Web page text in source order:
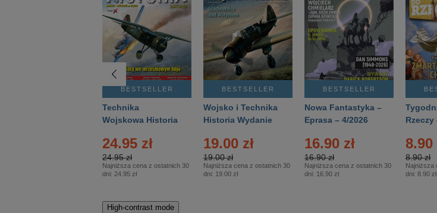
BESTSELLER
Technika
Wojskowa Historia
24.95 zł
24.95 zł
Najniższa cena z ostatnich 30
dni: 24.95 zł
BESTSELLER
Wojsko i Technika
Historia Wydanie
– 2/2026
19.00 zł
19.00 zł
Najniższa cena z ostatnich 30
dni: 19.00 zł
BESTSELLER
Nowa Fantastyka –
Eprasa – 4/2026
16.90 zł
16.90 zł
Najniższa cena z ostatnich 30
dni: 16.90 zł
Rzeczy
8.90
8.90 zł
Najniższa
dni: 8.90 zł
High-contrast mode